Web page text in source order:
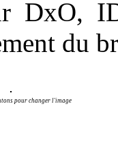
DxO,
du
pour changer l'image